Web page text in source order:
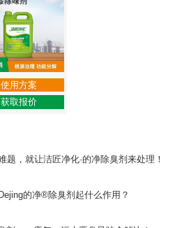
使用方案
获取报价
题，就让洁匠净化·的净除臭剂来处理！
的净®除臭剂起什么作用？